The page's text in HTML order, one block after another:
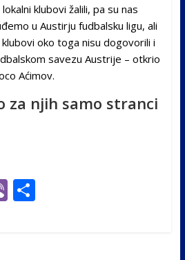
klubovi žalili, pa su nas
u Austirju fudbalsku ligu, ali
oko toga nisu dogovorili i
savezu Austrije – otkrio
Aćimov.
za njih samo stranci
Vi S